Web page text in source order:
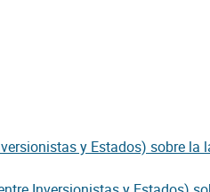
y Estados) sobre la